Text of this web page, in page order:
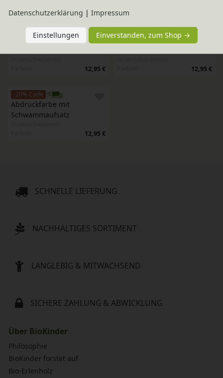
-20% Code
Abdruckfarbe mit
12,95 €
-20% Code
Abdruckfarbe mit
12,95 €
-20% Code
Abdruckfarbe mit
Schwammaufsatz
12,95 €
SCHNELLE LIEFERUNG
NACHHALTIGES SORTIMENT
LANGLEBIG & MITWACHSEND
SICHERE ZAHLUNG & ABWICKLUNG
Über BioKinder
Philosophie
BioKinder forstet auf
Bio-Erlenholz
Daten­schutz­erklärung | Impressum
Einstellungen Einverstanden, zum Shop →